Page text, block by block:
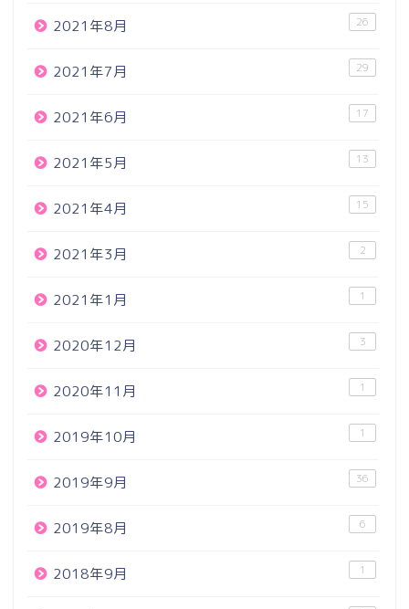
2021年8月 26
2021年7月 29
2021年6月 17
2021年5月 13
2021年4月 15
2021年3月 2
2021年1月 1
2020年12月 3
2020年11月 1
2019年10月 1
2019年9月 36
2019年8月 6
2018年9月 1